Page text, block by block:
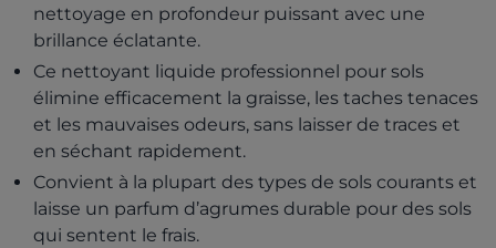
nettoyage en profondeur puissant avec une
brillance éclatante.
Ce nettoyant liquide professionnel pour sols
élimine efficacement la graisse, les taches tenaces
et les mauvaises odeurs, sans laisser de traces et
en séchant rapidement.
Convient à la plupart des types de sols courants et
laisse un parfum d’agrumes durable pour des sols
qui sentent le frais.